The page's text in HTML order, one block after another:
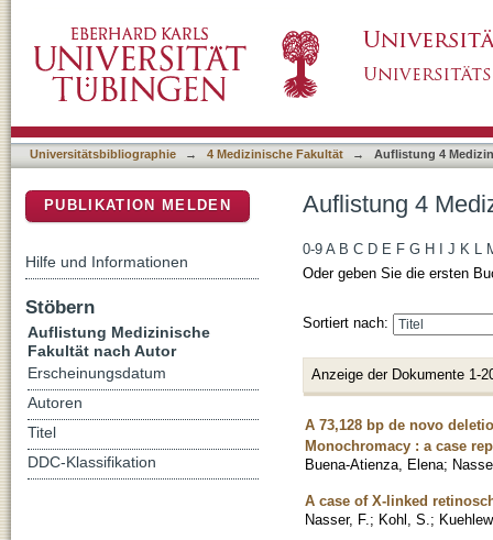
Universitätsbibliographie → 4 Medizinische Fakultät → Auflistung 4
Auflistung 4
0-9 A B C D E F G H J K L
Oder geben Sie die ersten
Sortiert nach:
Anzeige der Dokumente 1-
A 73,128 bp de novo
Monochromacy : a case
Buena-Atienza, Elena;
A case of X-linked
Nasser, F. ; Kohl, S. ;
PUBLIKATION MELDEN
Hilfe und Informationen
Stöbern
Auflistung Medizinische
Fakultät nach Autor
Erscheinungsdatum
Autoren
Titel
DDC-Klassifikation